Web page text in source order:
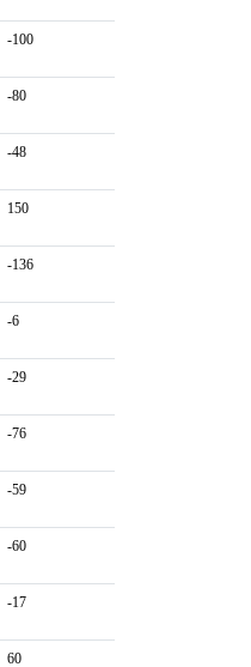
-100
-80
-48
150
-136
-6
-29
-76
-59
-60
-17
60